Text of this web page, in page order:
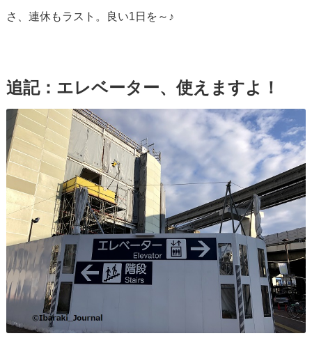
さ、連休もラスト。良い1日を～♪
追記：エレベーター、使えますよ！